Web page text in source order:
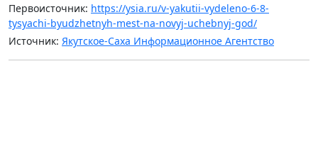
Первоисточник: https://ysia.ru/v-yakutii-vydeleno-6-8-
tysyachi-byudzhetnyh-mest-na-novyj-uchebnyj-god/
Источник: Якутское-Саха Информационное Агентство